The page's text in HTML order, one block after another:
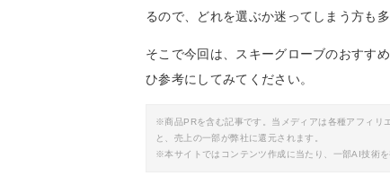
るので、どれを選ぶか迷ってしまう方も
そこで今回は、スキーグローブのおすす
ひ参考にしてみてください。
※商品PRを含む記事です。当メディアは各種アフィリ
と、売上の一部が弊社に還元されます。
※本サイトではコンテンツ作成に当たり、一部AI技術を